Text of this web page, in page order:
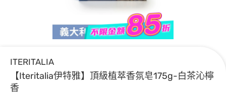
ITERITALIA
【Iteritalia伊特雅】頂級植萃香氛皂175g-白茶沁檸
香